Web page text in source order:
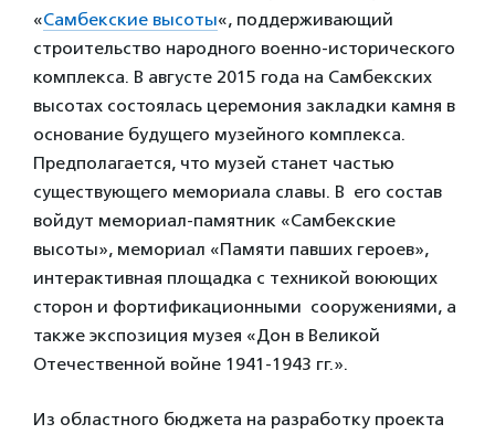
«Самбекские высоты«, поддерживающий
строительство народного военно-исторического
комплекса. В августе 2015 года на Самбекских
высотах состоялась церемония закладки камня в
основание будущего музейного комплекса.
Предполагается, что музей станет частью
существующего мемориала славы. В его состав
войдут мемориал-памятник «Самбекские
высоты», мемориал «Памяти павших героев»,
интерактивная площадка с техникой воюющих
сторон и фортификационными сооружениями, а
также экспозиция музея «Дон в Великой
Отечественной войне 1941-1943 гг.».
Из областного бюджета на разработку проекта